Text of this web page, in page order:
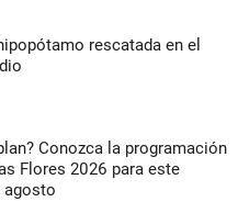
rescatada en el
Conozca la programación
Flores 2026 para este
agosto